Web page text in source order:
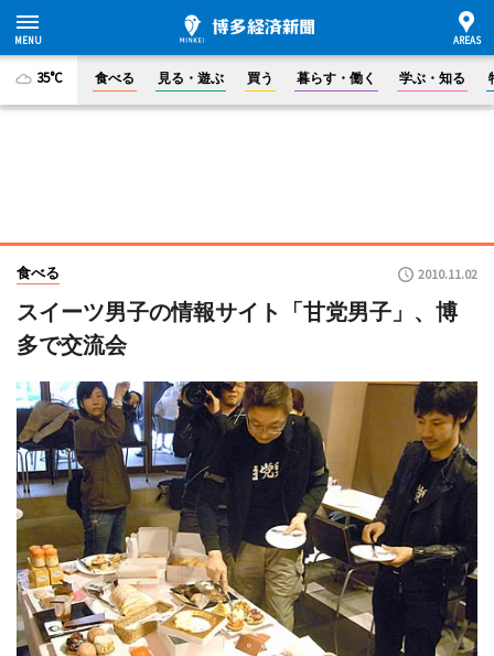
35°C 食べる 見る・遊ぶ 買う 暮らす・働く 学ぶ・知る
食べる 2010.11.02
スイーツ男子の情報サイト「甘党男子」、博
多で交流会